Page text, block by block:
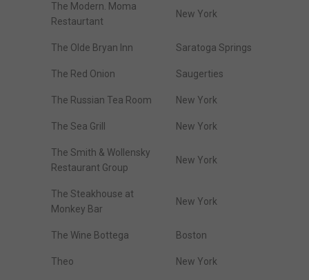
The Modern. Moma
Restaurtant
New York
The Olde Bryan Inn Saratoga Springs
The Red Onion Saugerties
The Russian Tea Room New York
The Sea Grill New York
The Smith & Wollensky
Restaurant Group
New York
The Steakhouse at
Monkey Bar
New York
The Wine Bottega Boston
Theo New York